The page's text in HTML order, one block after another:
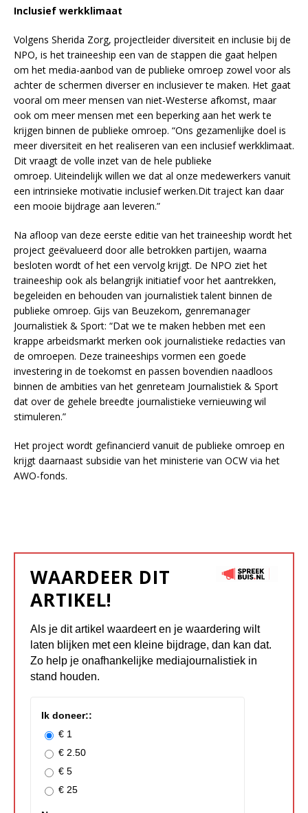
Inclusief werkklimaat
Volgens Sherida Zorg, projectleider diversiteit en inclusie bij de
NPO, is het traineeship een van de stappen die gaat helpen
om het media-aanbod van de publieke omroep zowel voor als
achter de schermen diverser en inclusiever te maken. Het gaat
vooral om meer mensen van niet-Westerse afkomst, maar
ook om meer mensen met een beperking aan het werk te
krijgen binnen de publieke omroep. “Ons gezamenlijke doel is
meer diversiteit en het realiseren van een inclusief werkklimaat.
Dit vraagt de volle inzet van de hele publieke
omroep. Uiteindelijk willen we dat al onze medewerkers vanuit
een intrinsieke motivatie inclusief werken.Dit traject kan daar
een mooie bijdrage aan leveren.”
Na afloop van deze eerste editie van het traineeship wordt het
project geëvalueerd door alle betrokken partijen, waarna
besloten wordt of het een vervolg krijgt. De NPO ziet het
traineeship ook als belangrijk initiatief voor het aantrekken,
begeleiden en behouden van journalistiek talent binnen de
publieke omroep. Gijs van Beuzekom, genremanager
Journalistiek & Sport: “Dat we te maken hebben met een
krappe arbeidsmarkt merken ook journalistieke redacties van
de omroepen. Deze traineeships vormen een goede
investering in de toekomst en passen bovendien naadloos
binnen de ambities van het genreteam Journalistiek & Sport
dat over de gehele breedte journalistieke vernieuwing wil
stimuleren.”
Het project wordt gefinancierd vanuit de publieke omroep en
krijgt daarnaast subsidie van het ministerie van OCW via het
AWO-fonds.
WAARDEER DIT
ARTIKEL!
Als je dit artikel waardeert en je waardering wilt
laten blijken met een kleine bijdrage, dan kan dat.
Zo help je onafhankelijke mediajournalistiek in
stand houden.
Ik doneer::
€ 1
€ 2.50
€ 5
€ 25